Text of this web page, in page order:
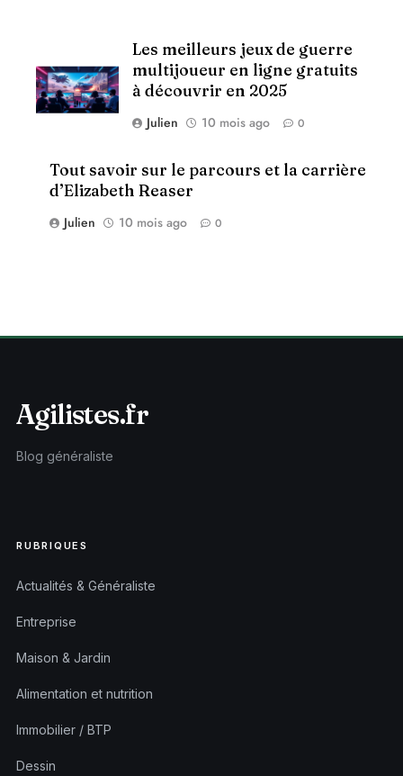
Les meilleurs jeux de guerre
multijoueur en ligne gratuits
à découvrir en 2025
Julien 10 mois ago 0
Tout savoir sur le parcours et la carrière
d’Elizabeth Reaser
Julien 10 mois ago 0
Agilistes.fr
Blog généraliste
RUBRIQUES
Actualités & Généraliste
Entreprise
Maison & Jardin
Alimentation et nutrition
Immobilier / BTP
Dessin